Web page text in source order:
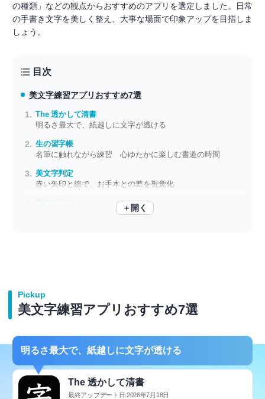
の種類」などの観点からおすすめのアプリを選定しました。日常
の手書き文字を美しく整え、大事な場面で印象アップを目指しま
しょう。
目次
美文字練習アプリ おすすめ7選
The 透かして清書
明るさ最大で、紙越しに文字が透ける
生の習字帳
名筆に触れながら練習 心ゆたかに楽しむ書道の時間
美文字判定
赤い矢印と線で、お手本との差を視覚化
＋開く
Pickup
美文字練習アプリおすすめ7選
明るさ最大で、紙越しに文字が透ける
The 透かして清書
最終アップデート日:2026年7月18日